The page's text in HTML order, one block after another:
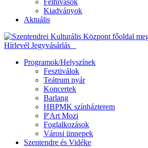
Felhívások
Kiadványok
Aktuális
Hírlevél Jegyvásárlás
Programok/Helyszínek
Fesztiválok
Teátrum nyár
Koncertek
Barlang
HBPMK színházterem
P'Art Mozi
Foglalkozások
Városi ünnepek
Szentendre és Vidéke